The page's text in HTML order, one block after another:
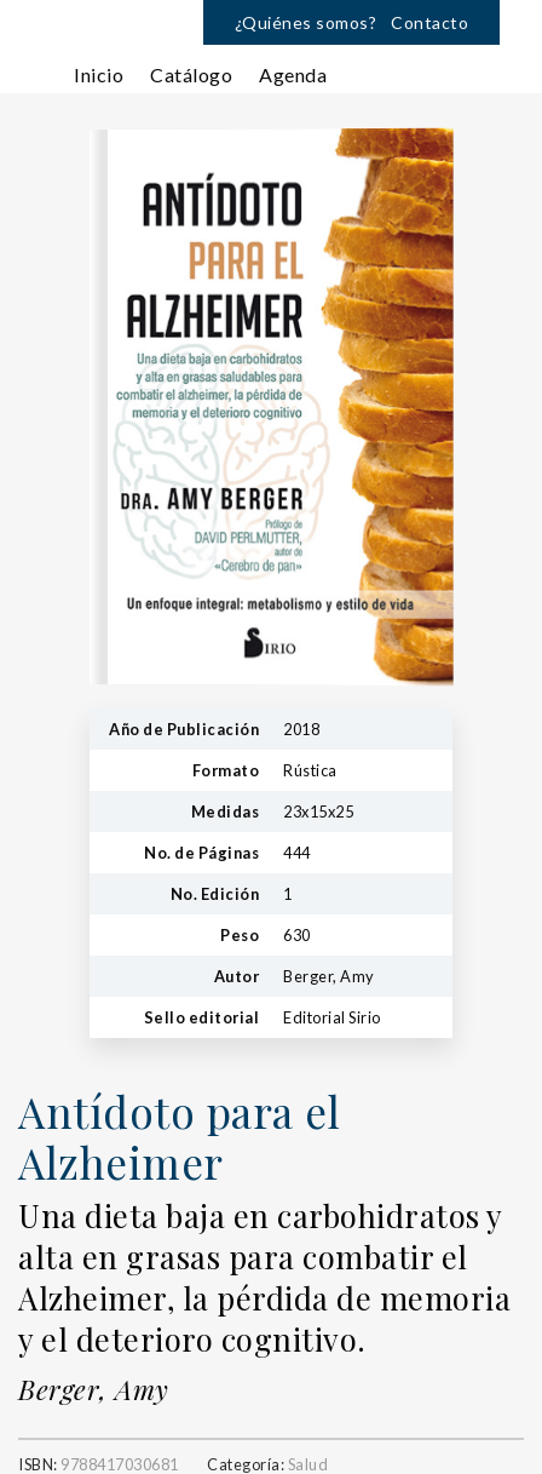
¿Quiénes somos? Contacto
Inicio Catálogo Agenda
Año de Publicación 2018
Formato Rústica
Medidas 23x15x25
No. de Páginas 444
No. Edición 1
Peso 630
Autor Berger, Amy
Sello editorial Editorial Sirio
Antídoto para el
Alzheimer
Una dieta baja en carbohidratos y
alta en grasas para combatir el
Alzheimer, la pérdida de memoria
y el deterioro cognitivo.
Berger, Amy
ISBN: 9788417030681 Categoría:Salud